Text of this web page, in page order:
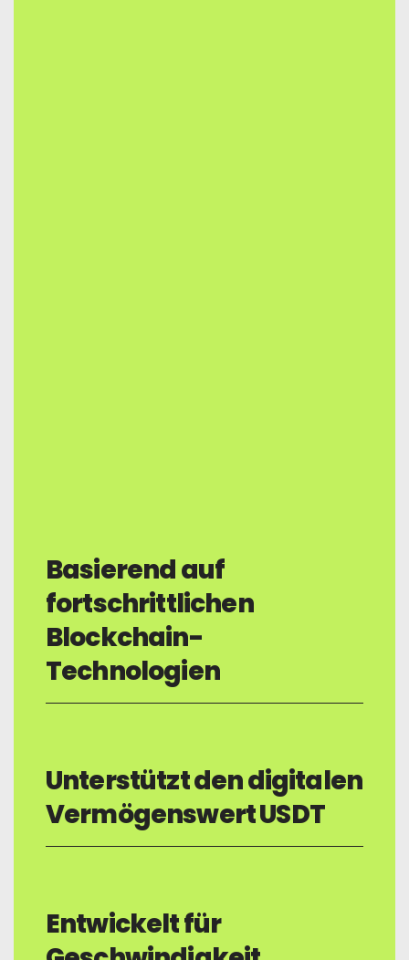
Basierend auf
fortschrittlichen
Blockchain-
Technologien
Unterstützt den digitalen
Vermögenswert USDT
Entwickelt für